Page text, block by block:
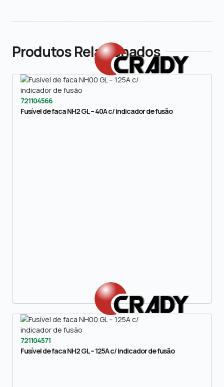
Produtos Relacionados
721104566
Fusível de faca NH2 GL – 40A c/ indicador de fusão
721104571
Fusível de faca NH2 GL – 125A c/ indicador de fusão